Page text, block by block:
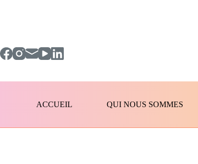
ACCUEIL QUI NOUS SOMMES